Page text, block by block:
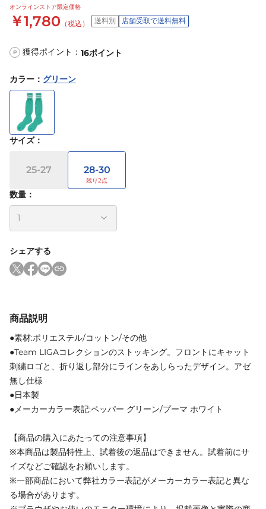
オンラインストア限定価格
￥1,780 （税込） 送料別 店舗受取で送料無料
P 獲得ポイント： 16ポイント
カラー ： グリーン
サイズ：
25-27 28-30
数量：
シェアする
商品説明
●素材:ポリエステル/コットン/その他
●Team LIGAコレクションのストッキング。フロントにキャット
刺繍ロゴと、折り返し部分にラインをあしらったデザイン。アゼ
無し仕様
●日本製
●メーカーカラー表記:ペッパー グリーン/プーマ ホワイト
【商品の購入にあたっての注意事項】
※本商品は製品特性上、試着後の返品はできません。試着前にサ
イズなどご確認をお願いします。
※一部商品において弊社カラー表記がメーカーカラー表記と異な
る場合があります。